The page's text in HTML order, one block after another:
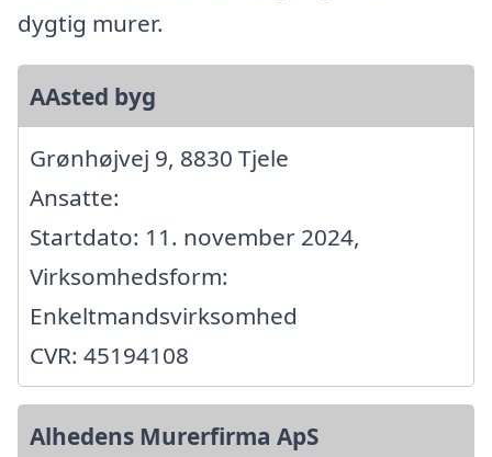
dygtig murer.
AAsted byg
Grønhøjvej 9, 8830 Tjele
Ansatte:
Startdato: 11. november 2024,
Virksomhedsform:
Enkeltmandsvirksomhed
CVR: 45194108
Alhedens Murerfirma ApS